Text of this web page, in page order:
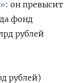
: он превысит
фонд
рублей
рублей)